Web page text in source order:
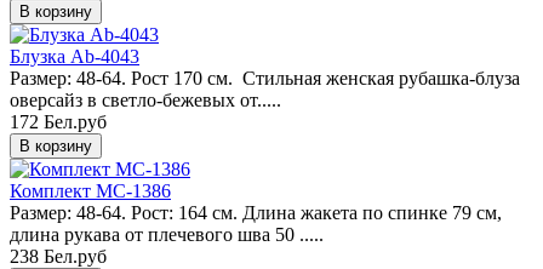
Блузка Ab-4043
Размер: 48-64. Рост 170 см. Стильная женская рубашка-блуза
оверсайз в светло-бежевых от.....
172 Бел.руб
Комплект MC-1386
Размер: 48-64. Рост: 164 см. Длина жакета по спинке 79 см,
длина рукава от плечевого шва 50 .....
238 Бел.руб